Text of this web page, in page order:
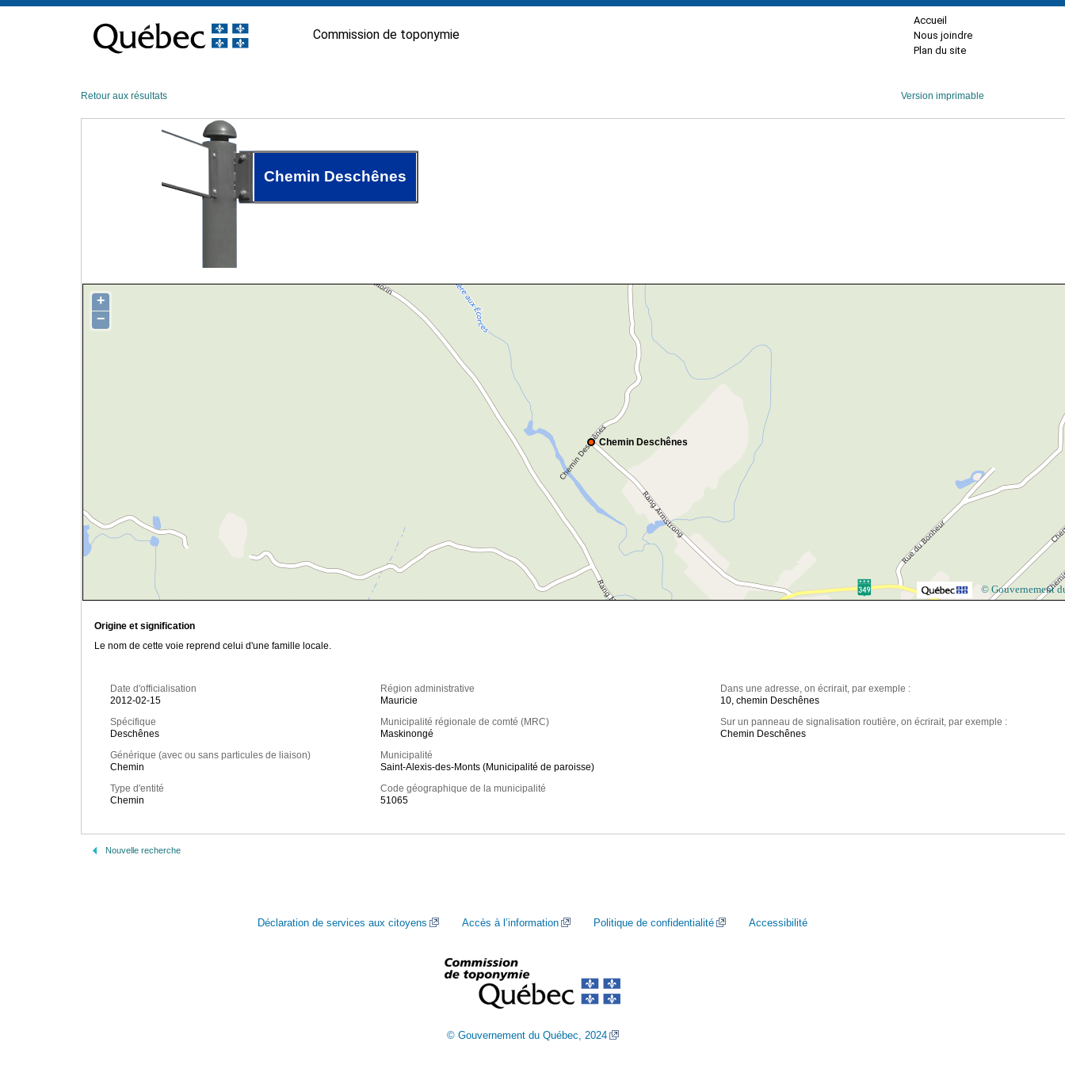
contenu
Commission de toponymie
Accueil
Nous joindre
Plan du site
Retour aux résultats Version imprimable
Chemin Deschênes
Chemin Deschênes
+
−
© Gouvernement
Origine et signification
Le nom de cette voie reprend celui d'une famille locale.
Date d'officialisation
2012-02-15
Spécifique
Deschênes
Générique (avec ou sans particules de liaison)
Chemin
Type d'entité
Chemin
Région administrative
Mauricie
Municipalité régionale de comté (MRC)
Maskinongé
Municipalité
Saint-Alexis-des-Monts (Municipalité de paroisse)
Code géographique de la municipalité
51065
Dans une adresse, on écrirait, par exemple :
10, chemin Deschênes
Sur un panneau de signalisation routière, on écrirait, par exemple :
Chemin Deschênes
Nouvelle recherche
Déclaration de services aux citoyens Accès à l’information Politique de confidentialité Accessibilité
© Gouvernement du Québec, 2024